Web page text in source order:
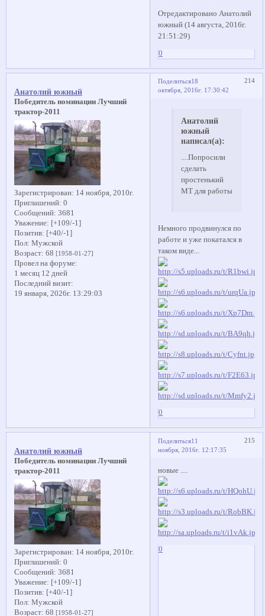
Отредактировано Анатолий
южный (14 августа, 2016г.
21:51:29)
0
Поделиться 214
18
октября, 2016г. 17:30:42
Анатолий южный
Победитель номинации Лучший
трактор-2011
Зарегистрирован: 14 ноября, 2010г.
Приглашений: 0
Сообщений: 3681
Уважение: [+109/-1]
Позитив: [+40/-1]
Пол: Мужской
Возраст: 68 [1958-01-27]
Провел на форуме:
1 месяц 12 дней
Последний визит:
19 января, 2026г. 13:29:03
Анатолий
южный
написал(а):
....Попросили
сделать
простенький
МТ для работы
Немного продвинулся по
работе и уже покатался в
таком виде...
0
Поделиться 215
11
ноября, 2016г. 12:17:35
Анатолий южный
Победитель номинации Лучший
трактор-2011
Зарегистрирован: 14 ноября, 2010г.
Приглашений: 0
Сообщений: 3681
Уважение: [+109/-1]
Позитив: [+40/-1]
Пол: Мужской
Возраст: 68 [1958-01-27]
новые ....
0